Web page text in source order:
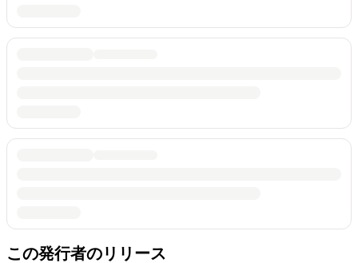
この発行者のリリース